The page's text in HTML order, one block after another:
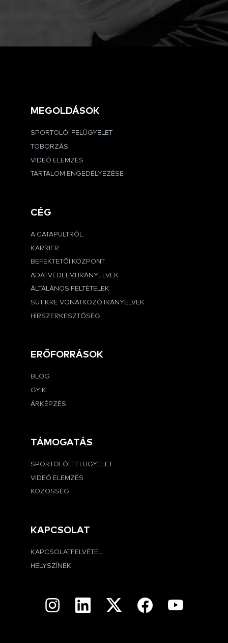
MEGOLDÁSOK
SPORTOLÓI FELÜGYELET
TOBORZÁS
VIDEÓ ELEMZÉS
TARTALOM ENGEDÉLYEZÉSE
CÉG
A CATAPULTRÓL
KARRIER
BEFEKTETŐI KÖZPONT
ADATVÉDELMI IRÁNYELVEK
ÁLTALÁNOS FELTÉTELEK
SÜTIKRE VONATKOZÓ IRÁNYELVEK
HÍRSZERKESZTŐSÉG
ERŐFORRÁSOK
BLOG
GYIK
ÁRKÉPZÉS
TÁMOGATÁS
SPORTOLÓI FELÜGYELET
VIDEÓ ELEMZÉS
KÖZÖSSÉG
KAPCSOLAT
KAPCSOLATFELVÉTEL
HELYSZÍNEK